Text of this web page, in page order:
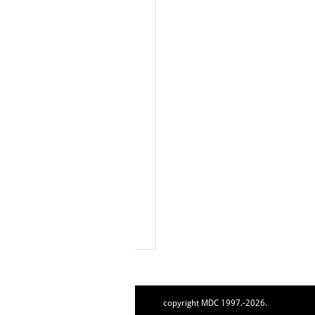
copyright MDC 1997.-2026.